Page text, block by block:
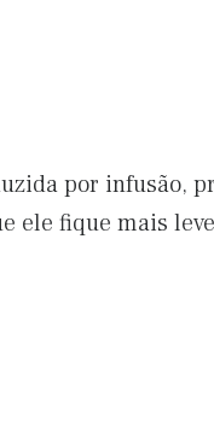
por infusão,
ele fique mais